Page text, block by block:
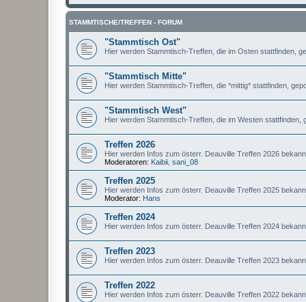
STAMMTISCHE/TREFFEN - FORUM
"Stammtisch Ost"
Hier werden Stammtisch-Treffen, die im Osten stattfinden,
"Stammtisch Mitte"
Hier werden Stammtisch-Treffen, die *mittig* stattfinden,
"Stammtisch West"
Hier werden Stammtisch-Treffen, die im Westen stattfinden,
Treffen 2026
Hier werden Infos zum österr. Deauville Treffen 2026
Moderatoren: Kaibii sani_08
Treffen 2025
Hier werden Infos zum österr. Deauville Treffen 2025
Moderator: Hans
Treffen 2024
Hier werden Infos zum österr. Deauville Treffen 2024
Treffen 2023
Hier werden Infos zum österr. Deauville Treffen 2023
Treffen 2022
Hier werden Infos zum österr. Deauville Treffen 2022